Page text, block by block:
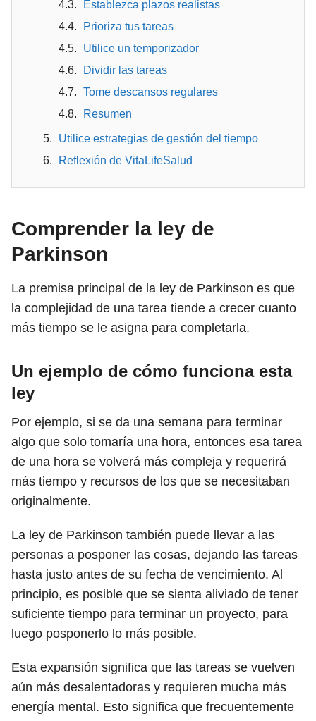
Establezca plazos realistas
Prioriza tus tareas
Utilice un temporizador
Dividir las tareas
Tome descansos regulares
Resumen
Utilice estrategias de gestión del tiempo
Reflexión de VitaLifeSalud
Comprender la ley de
Parkinson
La premisa principal de la ley de Parkinson es que
la complejidad de una tarea tiende a crecer cuanto
más tiempo se le asigna para completarla.
Un ejemplo de cómo funciona esta
ley
Por ejemplo, si se da una semana para terminar
algo que solo tomaría una hora, entonces esa tarea
de una hora se volverá más compleja y requerirá
más tiempo y recursos de los que se necesitaban
originalmente.
La ley de Parkinson también puede llevar a las
personas a posponer las cosas, dejando las tareas
hasta justo antes de su fecha de vencimiento. Al
principio, es posible que se sienta aliviado de tener
suficiente tiempo para terminar un proyecto, para
luego posponerlo lo más posible.
Esta expansión significa que las tareas se vuelven
aún más desalentadoras y requieren mucha más
energía mental. Esto significa que frecuentemente